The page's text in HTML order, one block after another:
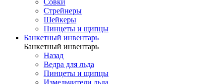
Стрейнеры
Шейкеры
Пинцеты и щипцы
Банкетный инвентарь
Банкетный инвентарь
Назад
Ведра для льда
Пинцеты и щипцы
Измельчители льда